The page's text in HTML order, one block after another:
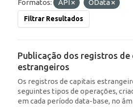
Formatos:
API OData
Filtrar Resultados
Publicação dos registros de
estrangeiros
Os registros de capitais
seguintes tipos de operações,
em cada período data-base, no